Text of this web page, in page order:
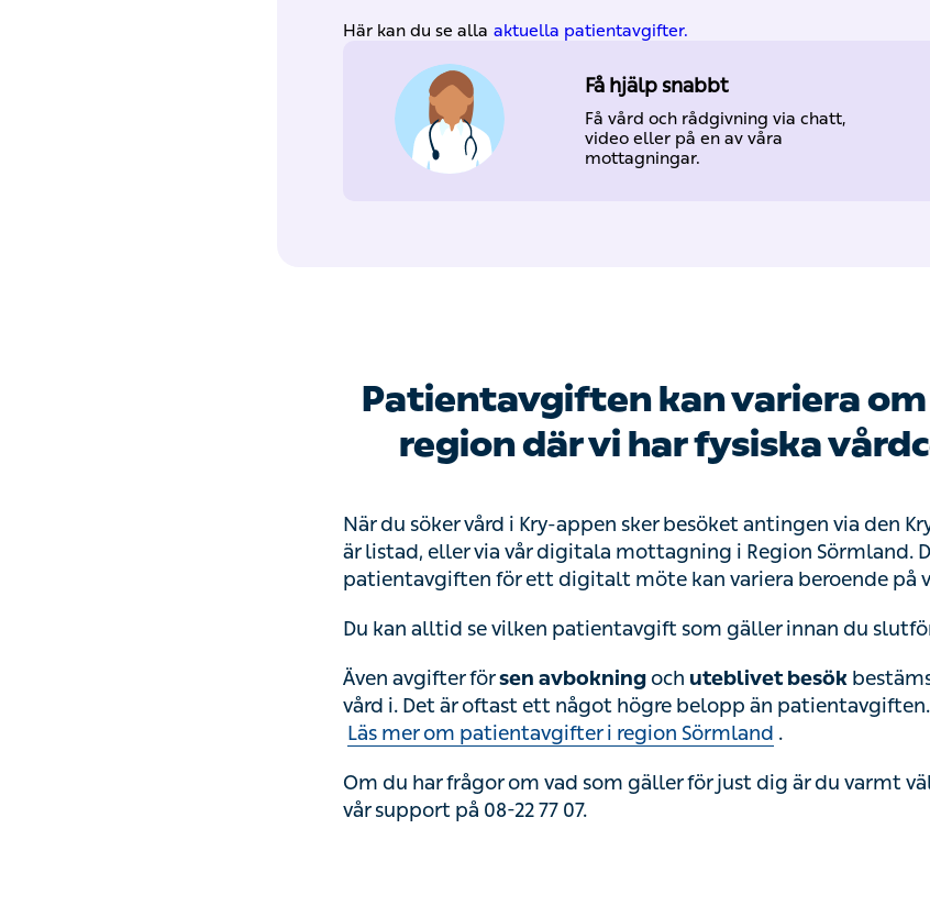
Här kan du se alla aktuella patientavgifter.
Få hjälp snabbt
Få vård och rådgivning via chatt,
video eller på en av våra
mottagningar.
Patientavgiften kan variera om
region där vi har fysiska
När du söker vård i Kry-appen sker besöket antingen via den
är listad, eller via vår digitala mottagning i Region Sörmland.
patientavgiften för ett digitalt möte kan variera beroende på
Du kan alltid se vilken patientavgift som gäller innan du
Även avgifter försen avbokning och uteblivet besök
vård i. Det är oftast ett något högre belopp än patientavgiften.
Läs mer om patientavgifter i region Sörmland .
Om du har frågor om vad som gäller för just dig är du varmt
vår support på 08-22 77 07.